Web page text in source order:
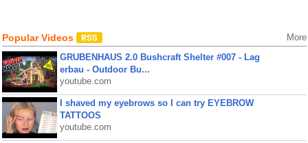
Popular Videos More
GRUBENHAUS 2.0 Bushcraft Shelter #007 - Lag
erbau - Outdoor Bu...
youtube.com
I shaved my eyebrows so I can try EYEBROW
TATTOOS
youtube.com